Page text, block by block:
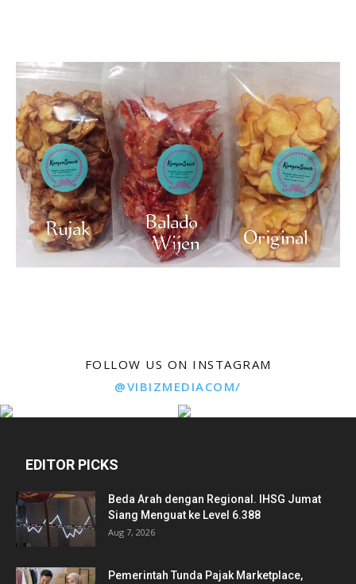
FOLLOW US ON INSTAGRAM
@VIBIZMEDIACOM/
EDITOR PICKS
Beda Arah dengan Regional. IHSG Jumat
Siang Menguat ke Level 6.388
Aug 7, 2026
Pemerintah Tunda Pajak Marketplace,